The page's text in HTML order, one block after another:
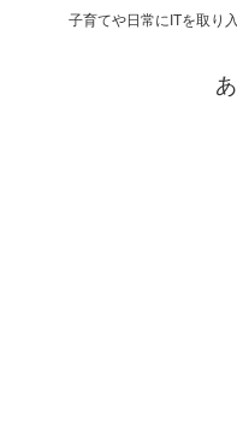
子育てや日常にITを取り